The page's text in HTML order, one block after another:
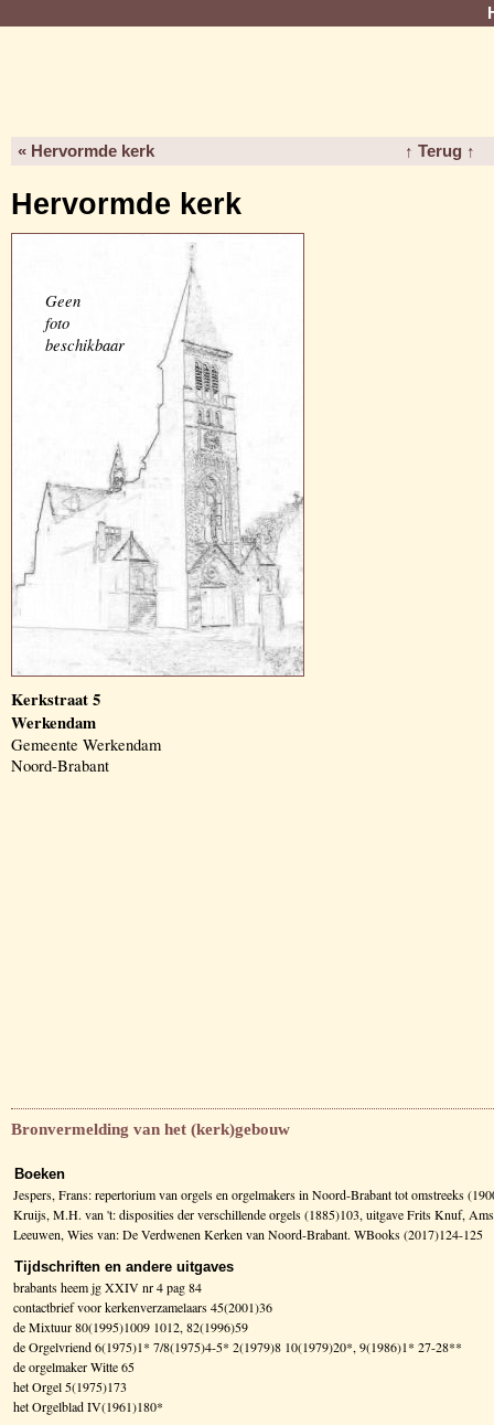
« Hervormde kerk ↑ Terug ↑
Hervormde kerk
Geen
foto
beschikbaar
Kerkstraat 5
Werkendam
Gemeente Werkendam
Noord-Brabant
Bronvermelding van het (kerk)gebouw
Boeken
Jespers, Frans: repertorium van orgels en orgelmakers in Noord-Brabant tot omstreeks
Kruijs, M.H. van 't: disposities der verschillende orgels (1885)103, uitgave Frits Knuf,
Leeuwen, Wies van: De Verdwenen Kerken van Noord-Brabant. WBooks (2017)124-125
Tijdschriften en andere uitgaves
brabants heem jg XXIV nr 4 pag 84
contactbrief voor kerkenverzamelaars 45(2001)36
de Mixtuur 80(1995)1009 1012, 82(1996)59
de Orgelvriend 6(1975)1* 7/8(1975)4-5* 2(1979)8 10(1979)20*, 9(1986)1* 27-28**
de orgelmaker Witte 65
het Orgel 5(1975)173
het Orgelblad IV(1961)180*